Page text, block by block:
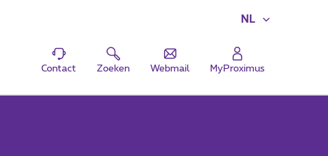
NL
Contact Zoeken Webmail MyProximus